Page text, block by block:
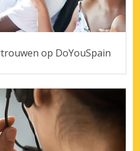
op DoYouSpain